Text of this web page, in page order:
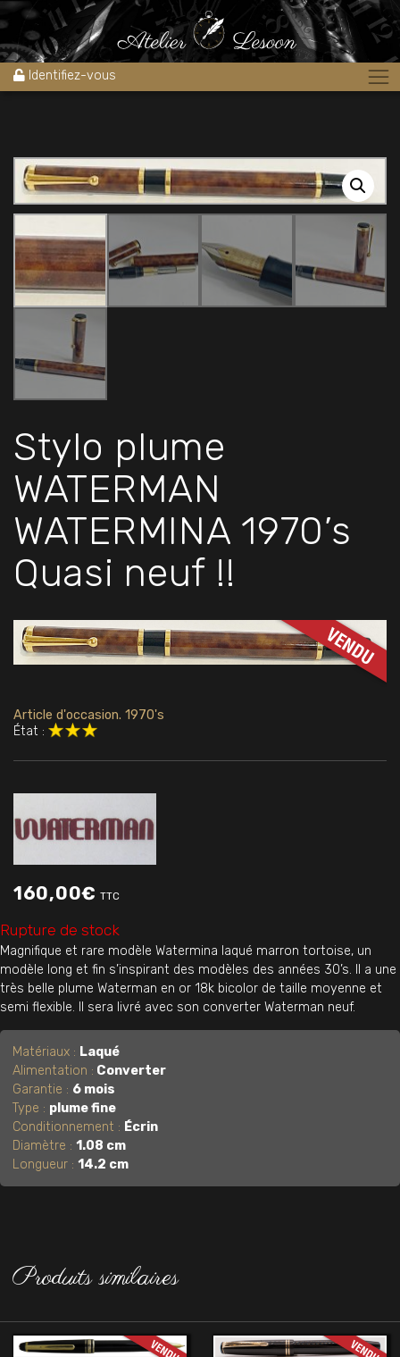
Identifiez-vous
Accueil » Boutique Stylos » Stylos plume
Stylo plume
WATERMAN WATERMINA 1970’s Quasi neuf !!
Stylo plume
WATERMAN
WATERMINA 1970’s
Quasi neuf !!
Article d'occasion. 1970's
État :
160,00€ TTC
Rupture de stock
Magnifique et rare modèle Watermina laqué marron tortoise, un
modèle long et fin s’inspirant des modèles des années 30’s. Il a une
très belle plume Waterman en or 18k bicolor de taille moyenne et
semi flexible. Il sera livré avec son converter Waterman neuf.
Matériaux : Laqué
Alimentation : Converter
Garantie : 6 mois
Type : plume fine
Conditionnement : Écrin
Diamètre :1.08 cm
Longueur :14.2 cm
Produits similaires